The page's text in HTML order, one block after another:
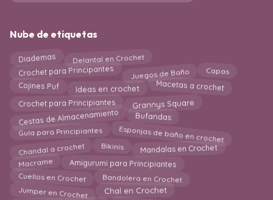
Nube de etiquetas
Diademas Delantal en Crochet
Crochet para Principantes Juegos de Baño Capas
Cojines Puf Ideas en crochet Macetas a crochet
Crochet para Principiantes Grannys Square
Cestas de Almacenamiento Bufandas
Guía para Principiantes Esponjas de baño en crochet
Chandal a crochet Bikinis Mandalas en Crochet
Macrame Amigurumi para Principiantes
Cuellos en Crochet Bandolera en Crochet
Jumper en Crochet Chal en Crochet